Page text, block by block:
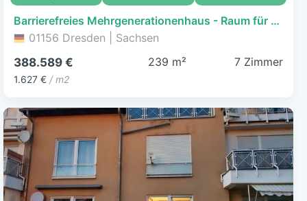
Barrierefreies Mehrgenerationenhaus - Raum für die ganze Familie unter einem Dach
01156 Dresden | Sachsen
388.589 €
1.627 € / m2
239 m² 7 Zimmer